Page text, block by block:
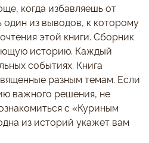
когда избавляешь от
из выводов, к которому
этой книги. Сборник
историю. Каждый
событиях. Книга
разным темам. Если
важного решения, не
с «Куриным
из историй укажет вам